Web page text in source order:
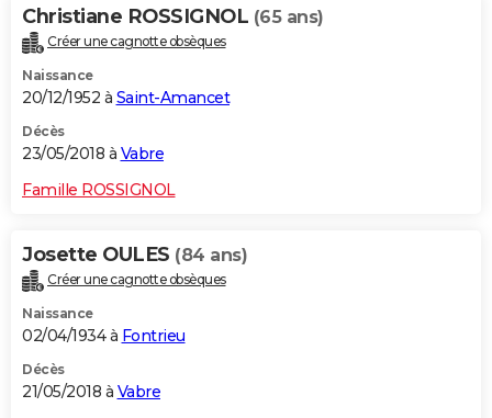
Christiane ROSSIGNOL (65 ans)
Créer une cagnotte obsèques
Naissance
20/12/1952 à Saint-Amancet
Décès
23/05/2018 à Vabre
Famille ROSSIGNOL
Josette OULES (84 ans)
Créer une cagnotte obsèques
Naissance
02/04/1934 à Fontrieu
Décès
21/05/2018 à Vabre